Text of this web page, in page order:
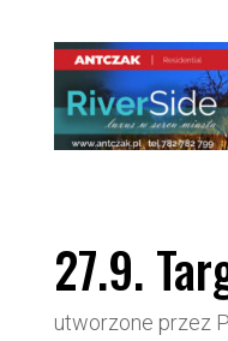
27.9.
utworzone przez